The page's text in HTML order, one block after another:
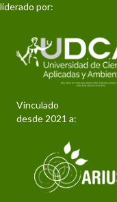
liderado por:
Vinculado
desde 2021 a: